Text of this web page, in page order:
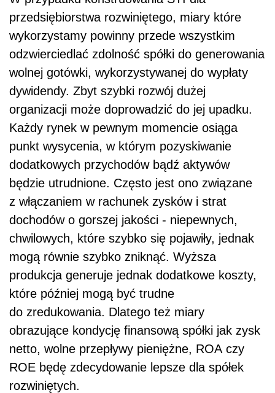
przedsiębiorstwa rozwiniętego, miary które
wykorzystamy powinny przede wszystkim
odzwierciedlać zdolność spółki do generowania
wolnej gotówki, wykorzystywanej do wypłaty
dywidendy. Zbyt szybki rozwój dużej
organizacji może doprowadzić do jej upadku.
Każdy rynek w pewnym momencie osiąga
punkt wysycenia, w którym pozyskiwanie
dodatkowych przychodów bądź aktywów
będzie utrudnione. Często jest ono związane
z włączaniem w rachunek zysków i strat
dochodów o gorszej jakości - niepewnych,
chwilowych, które szybko się pojawiły, jednak
mogą równie szybko zniknąć. Wyższa
produkcja generuje jednak dodatkowe koszty,
które później mogą być trudne
do zredukowania. Dlatego też miary
obrazujące kondycję finansową spółki jak zysk
netto, wolne przepływy pieniężne, ROA czy
ROE będę zdecydowanie lepsze dla spółek
rozwiniętych.